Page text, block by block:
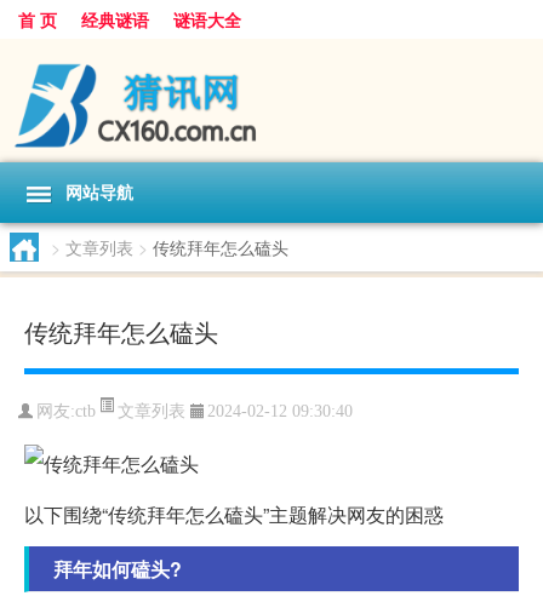
首 页 经典谜语 谜语大全
网站导航
> 文章列表 > 传统拜年怎么磕头
传统拜年怎么磕头
网友:ctb 文章列表 2024-02-12 09:30:40
以下围绕“传统拜年怎么磕头”主题解决网友的困惑
拜年如何磕头?